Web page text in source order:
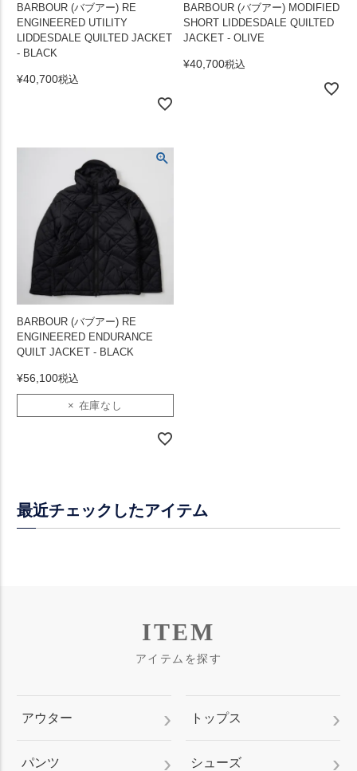
BARBOUR (バブアー) RE
ENGINEERED UTILITY
LIDDESDALE QUILTED JACKET
- BLACK
¥40,700税込
BARBOUR (バブアー) MODIFIED
SHORT LIDDESDALE QUILTED
JACKET - OLIVE
¥40,700税込
BARBOUR (バブアー) RE
ENGINEERED ENDURANCE
QUILT JACKET - BLACK
¥56,100税込
× 在庫なし
最近チェックしたアイテム
ITEM
アイテムを探す
アウター トップス
パンツ シューズ